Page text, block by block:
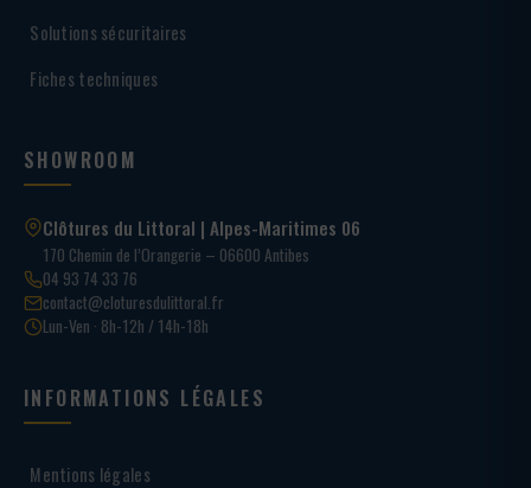
Solutions sécuritaires
Fiches techniques
SHOWROOM
Clôtures du Littoral | Alpes-Maritimes 06
170 Chemin de l’Orangerie – 06600 Antibes
04 93 74 33 76
contact@cloturesdulittoral.fr
Lun-Ven · 8h-12h / 14h-18h
INFORMATIONS LÉGALES
Mentions légales